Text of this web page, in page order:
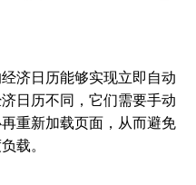
济日历能够实现立即自动
日历不同，它们需要手动
重新加载页面，从而避免
载。